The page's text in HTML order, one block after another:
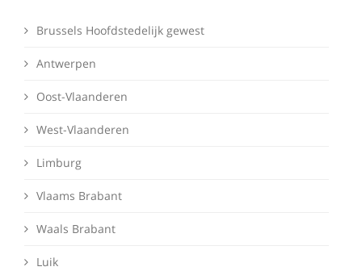
Brussels Hoofdstedelijk gewest
Antwerpen
Oost-Vlaanderen
West-Vlaanderen
Limburg
Vlaams Brabant
Waals Brabant
Luik